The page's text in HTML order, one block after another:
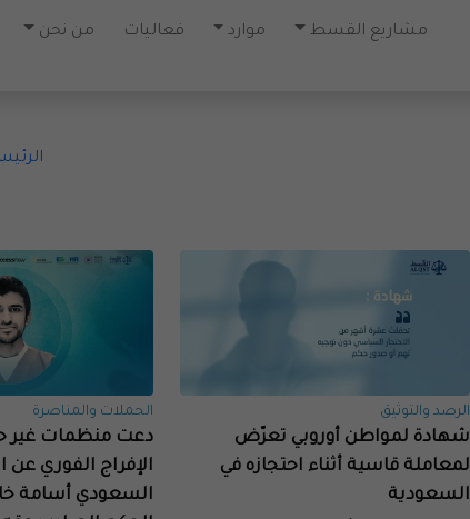
مشاريع القسط موارد فعاليات من نحن
الرصد والتوثيق
شهادة لمواطن أوروبي تعرّض
لمعاملة قاسية أثناء احتجازه في
السعودية
الحملات والمناصرة
دعت منظمات غير
الإفراج الفوري عن
السعودي أسامة